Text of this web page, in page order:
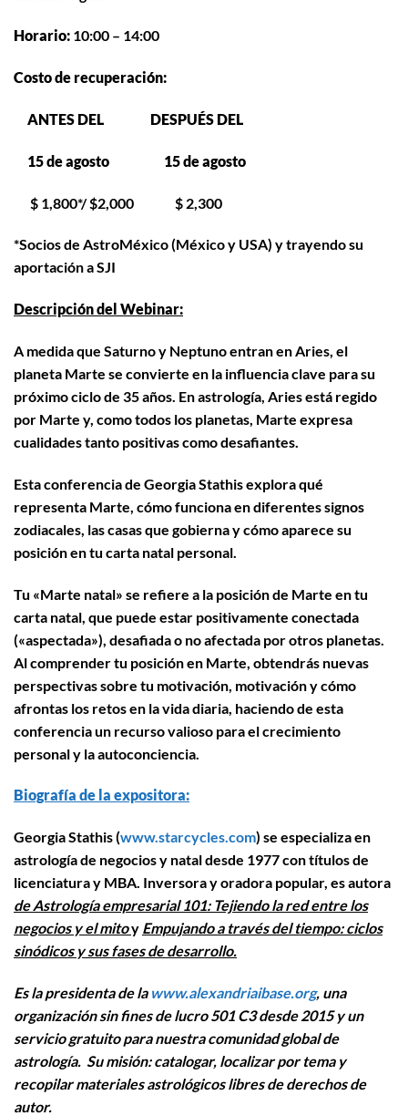
Horario: 10:00 – 14:00
Costo de recuperación:
ANTES DEL DESPUÉS DEL
15 de agosto 15 de agosto
$ 1,800*/ $2,000 $ 2,300
*Socios de AstroMéxico (México y USA) y trayendo su
aportación a SJI
Descripción del Webinar:
A medida que Saturno y Neptuno entran en Aries, el
planeta Marte se convierte en la influencia clave para su
próximo ciclo de 35 años. En astrología, Aries está regido
por Marte y, como todos los planetas, Marte expresa
cualidades tanto positivas como desafiantes.
Esta conferencia de Georgia Stathis explora qué
representa Marte, cómo funciona en diferentes signos
zodiacales, las casas que gobierna y cómo aparece su
posición en tu carta natal personal.
Tu «Marte natal» se refiere a la posición de Marte en tu
carta natal, que puede estar positivamente conectada
(«aspectada»), desafiada o no afectada por otros planetas.
Al comprender tu posición en Marte, obtendrás nuevas
perspectivas sobre tu motivación, motivación y cómo
afrontas los retos en la vida diaria, haciendo de esta
conferencia un recurso valioso para el crecimiento
personal y la autoconciencia.
Biografía de la expositora:
Georgia Stathis (www.starcycles.com) se especializa en
astrología de negocios y natal desde 1977 con títulos de
licenciatura y MBA. Inversora y oradora popular, es autora
de Astrología empresarial 101: Tejiendo la red entre los
negocios y el mitoy Empujando a través del tiempo: ciclos
sinódicos y sus fases de desarrollo.
Esla presidenta de la www.alexandriaibase.org, una
organización sin fines de lucro 501 C3 desde 2015 y un
servicio gratuito para nuestra comunidad global de
astrología. Su misión: catalogar, localizar por tema y
recopilar materiales astrológicos libres de derechos de
autor.